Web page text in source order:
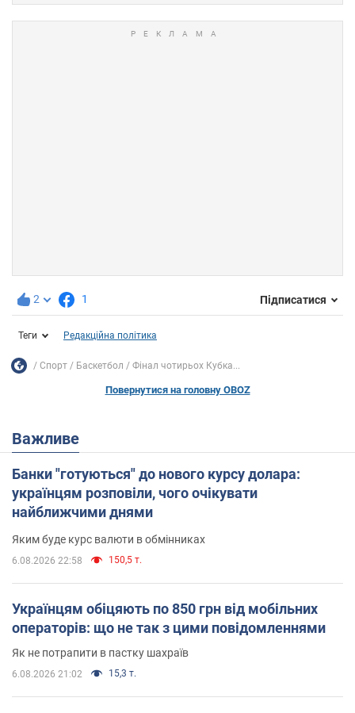
2 1 Підписатися
Теги Редакційна політика
Спорт Баскетбол Фінал чотирьох Кубка...
Повернутися на головну OBOZ
Важливе
Банки "готуються" до нового курсу долара:
українцям розповіли, чого очікувати
найближчими днями
Яким буде курс валюти в обмінниках
6.08.2026 22:58 150,5 т.
Українцям обіцяють по 850 грн від мобільних
операторів: що не так з цими повідомленнями
Як не потрапити в пастку шахраїв
6.08.2026 21:02 15,3 т.